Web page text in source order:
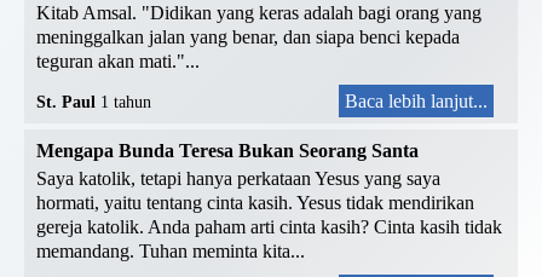
Kitab Amsal. "Didikan yang keras adalah bagi orang yang
meninggalkan jalan yang benar, dan siapa benci kepada
teguran akan mati."...
St. Paul 1 tahun Baca lebih lanjut...
Mengapa Bunda Teresa Bukan Seorang Santa
Saya katolik, tetapi hanya perkataan Yesus yang saya
hormati, yaitu tentang cinta kasih. Yesus tidak mendirikan
gereja katolik. Anda paham arti cinta kasih? Cinta kasih tidak
memandang. Tuhan meminta kita...